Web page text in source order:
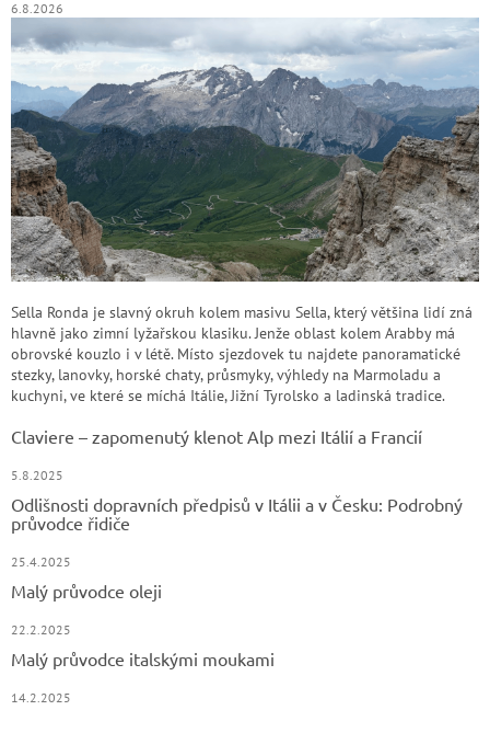
6.8.2026
Sella Ronda je slavný okruh kolem masivu Sella, který většina lidí zná
hlavně jako zimní lyžařskou klasiku. Jenže oblast kolem Arabby má
obrovské kouzlo i v létě. Místo sjezdovek tu najdete panoramatické
stezky, lanovky, horské chaty, průsmyky, výhledy na Marmoladu a
kuchyni, ve které se míchá Itálie, Jižní Tyrolsko a ladinská tradice.
Claviere – zapomenutý klenot Alp mezi Itálií a Francií
5.8.2025
Odlišnosti dopravních předpisů v Itálii a v Česku: Podrobný
průvodce řidiče
25.4.2025
Malý průvodce oleji
22.2.2025
Malý průvodce italskými moukami
14.2.2025